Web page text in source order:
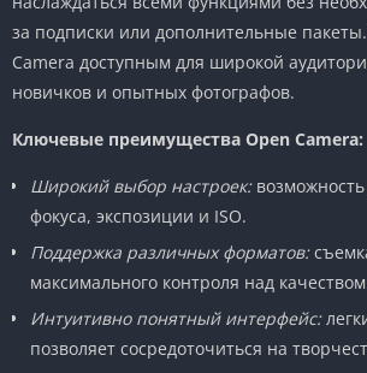
за подписки или дополнительные
Camera доступным для широкой
новичков и опытных фотографов.
Ключевые преимущества Open Camera:
Широкий выбор настроек:возможность
фокуса, экспозиции и ISO.
Поддержка различных форматов:
максимального контроля над
Интуитивно понятный интерфейс:
позволяет сосредоточиться на